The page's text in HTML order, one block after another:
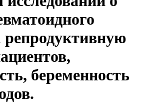
репродуктивную
беременность